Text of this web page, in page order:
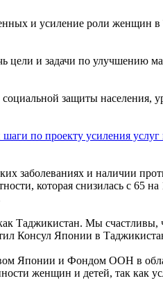
и усиление роли женщин
и задачи по улучшению
защиты населения,
заболеваниях и наличии
которая снизилась с 65
Таджикистан. Мы
Консул Японии в
Японии и Фондом ООН в
женщин и детей, так